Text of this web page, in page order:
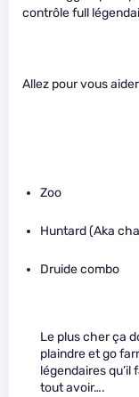
contrôle full
Allez pour vous
Zoo
Huntard (Aka
Druide combo
Le plus cher ça
plaindre et go
légendaires
tout avoir….